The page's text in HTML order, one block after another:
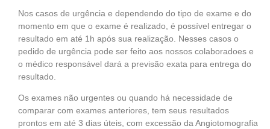
Nos casos de urgência e dependendo do tipo de exame e do
momento em que o exame é realizado, é possível entregar o
resultado em até 1h após sua realização. Nesses casos o
pedido de urgência pode ser feito aos nossos colaboradoes e
o médico responsável dará a previsão exata para entrega do
resultado.
Os exames não urgentes ou quando há necessidade de
comparar com exames anteriores, tem seus resultados
prontos em até 3 dias úteis, com excessão da Angiotomografia